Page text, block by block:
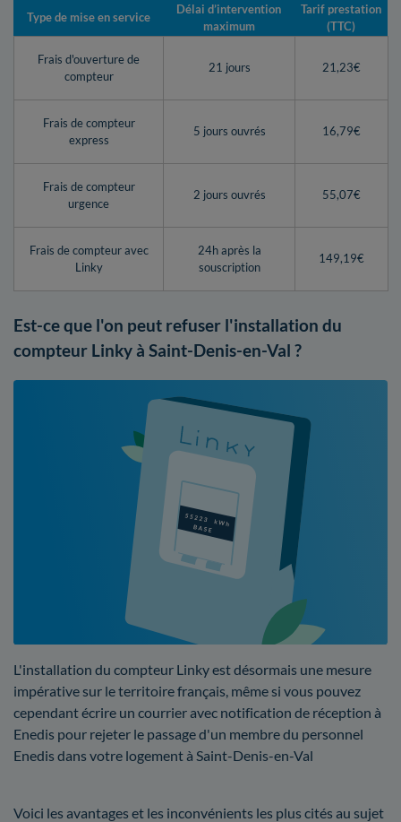
Type de mise en service
Délai d’intervention
maximum
Tarif prestation
(TTC)
Frais d'ouverture de
compteur
21 jours 21,23€
Frais de compteur
express
5 jours ouvrés 16,79€
Frais de compteur
urgence
2 jours ouvrés 55,07€
Frais de compteur avec
Linky
24h après la
souscription
149,19€
Est-ce que l'on peut refuser l'installation du
compteur Linky à Saint-Denis-en-Val ?
L'installation du compteur Linky est désormais une mesure
impérative sur le territoire français, même si vous pouvez
cependant écrire un courrier avec notification de réception à
Enedis pour rejeter le passage d'un membre du personnel
Enedis dans votre logement à Saint-Denis-en-Val
Voici les avantages et les inconvénients les plus cités au sujet